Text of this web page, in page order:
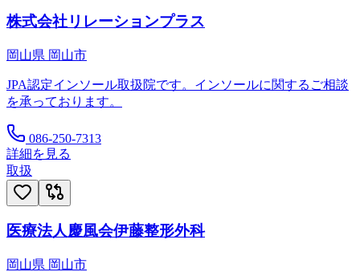
株式会社リレーションプラス
岡山県 岡山市
JPA認定インソール取扱院です。インソールに関するご相談
を承っております。
086-250-7313
詳細を見る
取扱
医療法人慶風会伊藤整形外科
岡山県 岡山市